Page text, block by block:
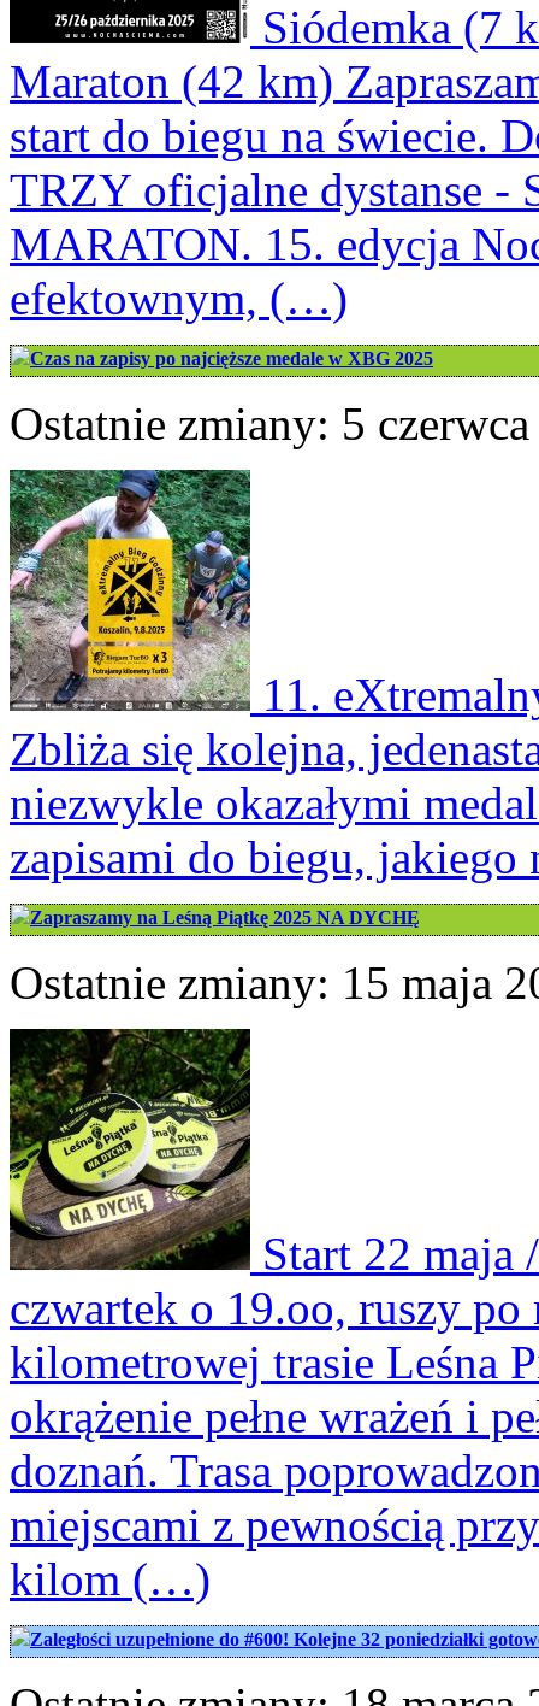
Siódemka (7
Maraton (42 km)
start do biegu na świecie.
TRZY oficjalne dystanse
MARATON. 15. edycja
efektownym, (…)
Czas na zapisy po najcięższe medale w XBG 2025
Ostatnie zmiany: 5
11.
Zbliża się kolejna,
niezwykle okazałymi
zapisami do biegu,
Zapraszamy na Leśną Piątkę 2025 NA DYCHĘ
Ostatnie zmiany: 15 maja
Start 22 maja
czwartek o 19.oo, ruszy
kilometrowej trasie Leśna
okrążenie pełne wrażeń i
doznań. Trasa
miejscami z pewnością
kilom (…)
Zaległości uzupełnione do #600! Kolejne 32 poniedziałki